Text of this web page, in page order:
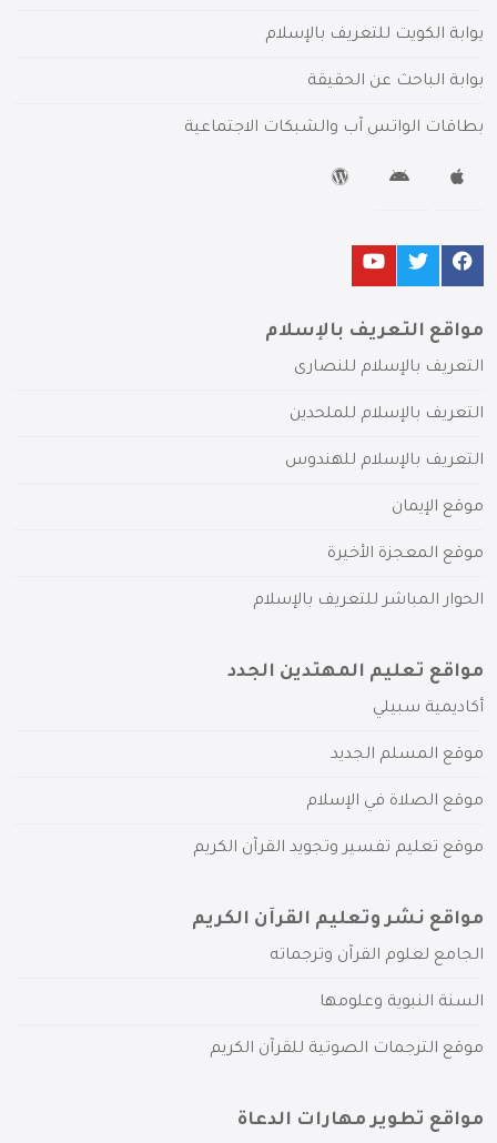
بوابة الكويت للتعريف بالإسلام
بوابة الباحث عن الحقيقة
بطاقات الواتس آب والشبكات الاجتماعية
مواقع التعريف بالإسلام
التعريف بالإسلام للنصارى
التعريف بالإسلام للملحدين
التعريف بالإسلام للهندوس
موقع الإيمان
موقع المعجزة الأخيرة
الحوار المباشر للتعريف بالإسلام
مواقع تعليم المهتدين الجدد
أكاديمية سبيلي
موقع المسلم الجديد
موقع الصلاة في الإسلام
موقع تعليم تفسير وتجويد القرآن الكريم
مواقع نشر وتعليم القرآن الكريم
الجامع لعلوم القرآن وترجماته
السنة النبوية وعلومها
موقع الترجمات الصوتية للقرآن الكريم
مواقع تطوير مهارات الدعاة